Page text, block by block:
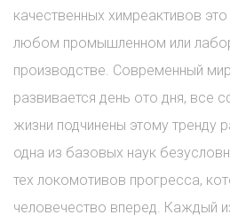
качественных химреактивов
любом промышленном или
производстве. Современный
развивается день ото дня, все
жизни подчинены этому тренду
одна из базовых наук
тех локомотивов прогресса,
человечество вперед. Каждый